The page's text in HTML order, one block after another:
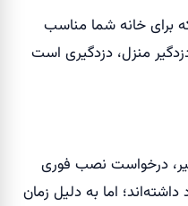
برای خانه شما مناسب
منزل، دزدگیری است
درخواست نصب فوری
اما به دلیل زمان